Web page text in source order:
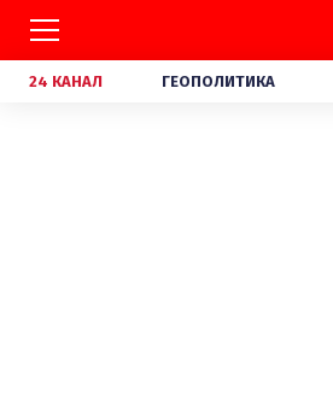
24 КАНАЛ ГЕОПОЛИТИКА